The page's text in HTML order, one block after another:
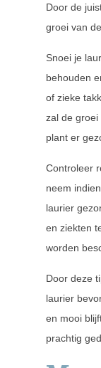
Door de
groei van
Snoei je
behouden
of zieke
zal de groei
plant er
Controleer
neem
laurier
en ziekten
worden
Door deze
laurier
en mooi
prachtig